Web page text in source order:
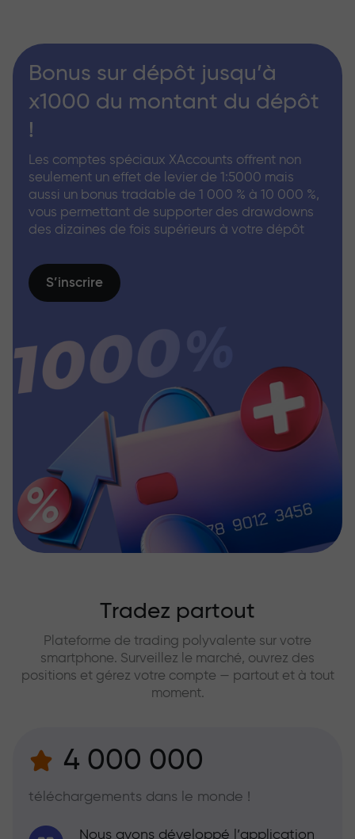
Bonus sur dépôt jusqu’à
x1000 du montant du dépôt
!
Les comptes spéciaux XAccounts offrent non
seulement un effet de levier de 1:5000 mais
aussi un bonus tradable de 1 000 % à 10 000 %,
vous permettant de supporter des drawdowns
des dizaines de fois supérieurs à votre dépôt
S’inscrire
Tradez partout
Plateforme de trading polyvalente sur votre
smartphone. Surveillez le marché, ouvrez des
positions et gérez votre compte — partout et à tout
moment.
4 000 000
téléchargements dans le monde !
Nous avons développé l’application